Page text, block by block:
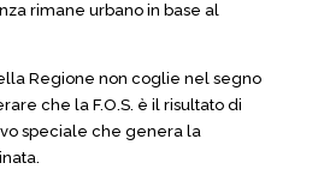
rimane urbano in base al
Regione non coglie nel segno
che la F.O.S. è il risultato di
speciale che genera la